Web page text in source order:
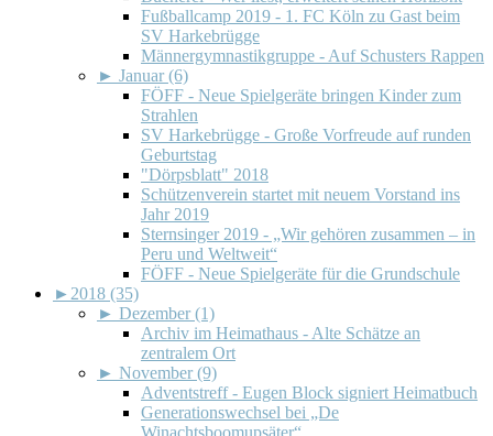
Fußballcamp 2019 - 1. FC Köln zu Gast beim
SV Harkebrügge
Männergymnastikgruppe - Auf Schusters Rappen
► Januar (6)
FÖFF - Neue Spielgeräte bringen Kinder zum
Strahlen
SV Harkebrügge - Große Vorfreude auf runden
Geburtstag
"Dörpsblatt" 2018
Schützenverein startet mit neuem Vorstand ins
Jahr 2019
Sternsinger 2019 - „Wir gehören zusammen – in
Peru und Weltweit“
FÖFF - Neue Spielgeräte für die Grundschule
► 2018 (35)
► Dezember (1)
Archiv im Heimathaus - Alte Schätze an
zentralem Ort
► November (9)
Adventstreff - Eugen Block signiert Heimatbuch
Generationswechsel bei „De
Winachtsboomupsäter“